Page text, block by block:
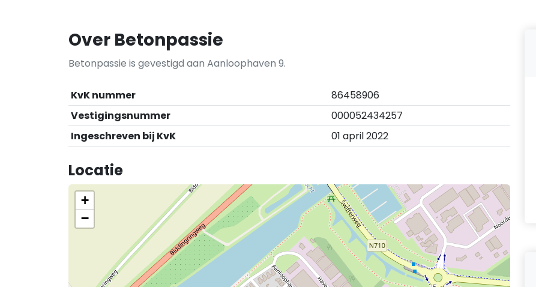
Over Betonpassie
Betonpassie is gevestigd aan Aanloophaven 9.
KvK nummer
86458906
Vestigingsnummer
000052434257
Ingeschreven bij KvK
01 april 2022
Locatie
+
−